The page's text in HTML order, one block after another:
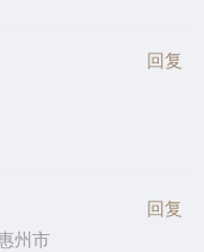
回复
州市
回复